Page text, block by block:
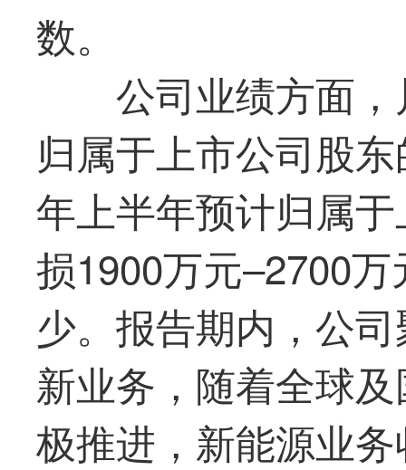
数。
公司业绩方面
归属于上市公司股
年上半年预计归属
损1900万元–2700
少。报告期内，公
新业务，随着全球
极推进，新能源业